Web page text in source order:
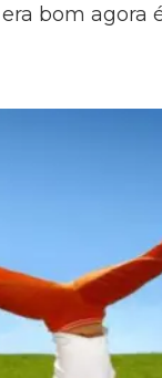
bom agora